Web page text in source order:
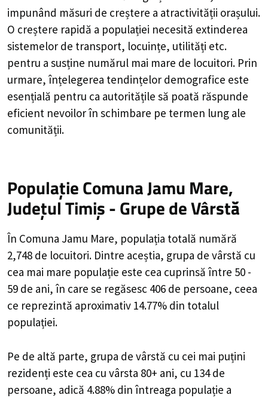
impunând măsuri de creștere a atractivității orașului.
O creștere rapidă a populației necesită extinderea
sistemelor de transport, locuințe, utilități etc.
pentru a susține numărul mai mare de locuitori. Prin
urmare, înțelegerea tendințelor demografice este
esențială pentru ca autoritățile să poată răspunde
eficient nevoilor în schimbare pe termen lung ale
comunității.
Populație Comuna Jamu Mare,
Județul Timiș - Grupe de Vârstă
În Comuna Jamu Mare, populația totală numără
2,748 de locuitori. Dintre aceștia, grupa de vârstă cu
cea mai mare populație este cea cuprinsă între 50 -
59 de ani, în care se regăsesc 406 de persoane, ceea
ce reprezintă aproximativ 14.77% din totalul
populației.
Pe de altă parte, grupa de vârstă cu cei mai puțini
rezidenți este cea cu vârsta 80+ ani, cu 134 de
persoane, adică 4.88% din întreaga populație a